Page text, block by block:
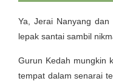
Ya, Jerai Nanyang
lepak santai sambil
Gurun Kedah mungkin
tempat dalam senarai